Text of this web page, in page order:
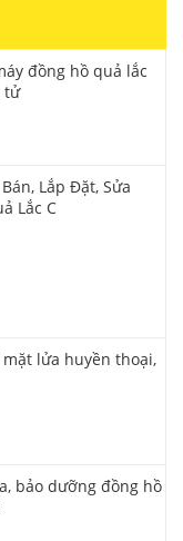
đồng hồ quả lắc
tử
Lắp Đặt, Sửa
Lắc C
lửa huyền thoại,
bảo dưỡng đồng hồ